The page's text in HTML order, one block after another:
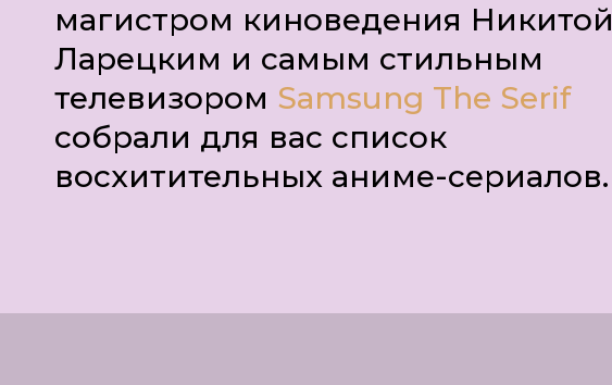
магистром киноведения Никитой
Ларецким и самым стильным
телевизором Samsung The Serif
собрали для вас список
восхитительных аниме-сериалов.